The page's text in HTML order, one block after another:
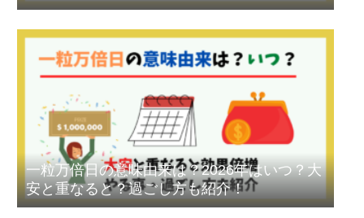
一粒万倍日の意味由来は？2026年はいつ？大
安と重なると？過ごし方も紹介！